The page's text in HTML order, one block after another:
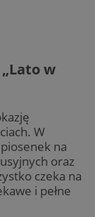
w
W
na
oraz
czeka na
i pełne